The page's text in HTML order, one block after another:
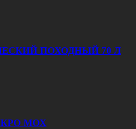
ПОХОДНЫЙ 70 Л
МОХ